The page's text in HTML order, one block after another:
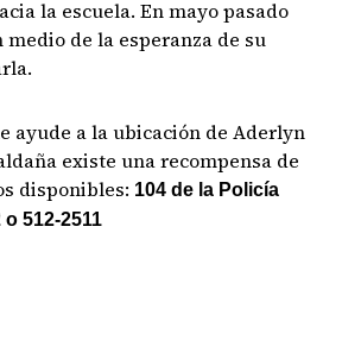
la escuela. En mayo pasado
medio de la esperanza de su
ayude a la ubicación de Aderlyn
existe una recompensa de
disponibles: 104 de la Policía
o 512-2511